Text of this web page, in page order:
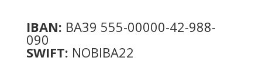
IBAN: BA39 555-00000-42-988-
090
SWIFT: NOBIBA22